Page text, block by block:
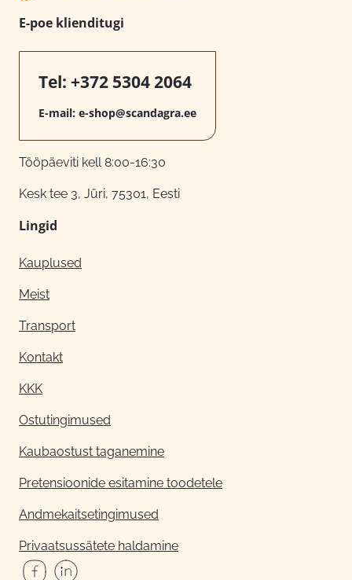
E-poe klienditugi
Tel: +372 5304 2064
E-mail: e-shop@scandagra.ee
Tööpäeviti kell 8:00-16:30
Kesk tee 3, Jüri, 75301, Eesti
Lingid
Kauplused
Meist
Transport
Kontakt
KKK
Ostutingimused
Kaubaostust taganemine
Pretensioonide esitamine toodetele
Andmekaitsetingimused
Privaatsussätete haldamine